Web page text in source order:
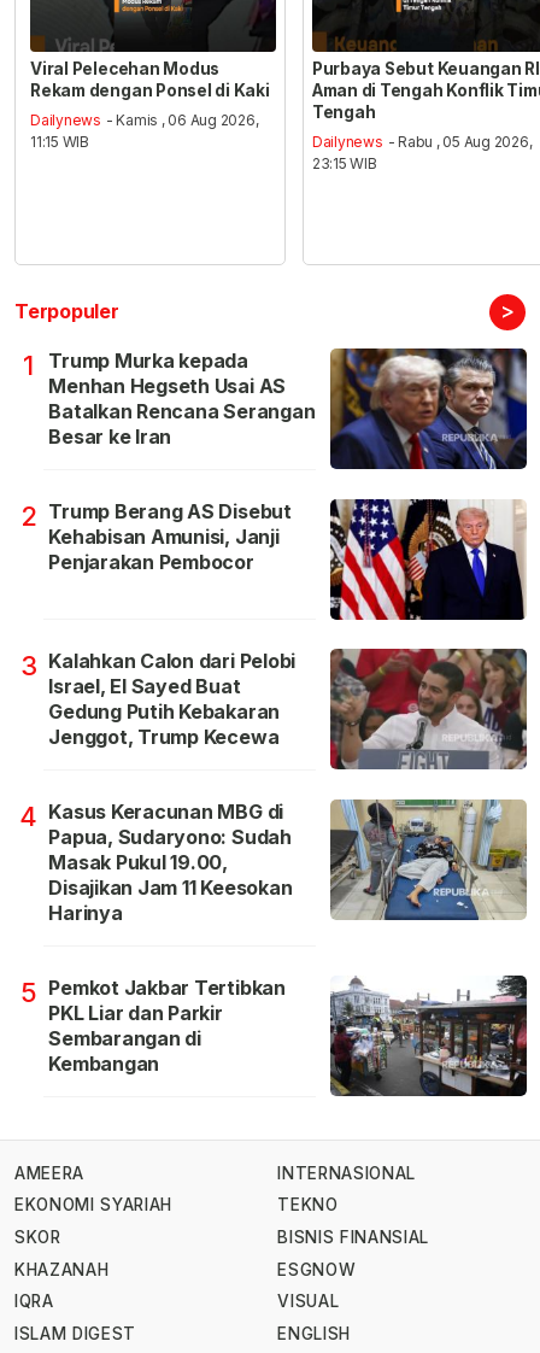
Viral Pelecehan Modus
Rekam dengan Ponsel di Kaki
Dailynews - Kamis , 06 Aug 2026,
11:15 WIB
Purbaya Sebut Keuangan RI
Aman di Tengah Konflik
Tengah
Dailynews - Rabu , 05 Aug 2026,
23:15 WIB
Terpopuler >
1
Trump Murka kepada
Menhan Hegseth Usai AS
Batalkan Rencana Serangan
Besar ke Iran
2 Trump Berang AS Disebut
Kehabisan Amunisi, Janji
Penjarakan Pembocor
3 Kalahkan Calon dari Pelobi
Israel, El Sayed Buat
Gedung Putih Kebakaran
Jenggot, Trump Kecewa
4 Kasus Keracunan MBG di
Papua, Sudaryono: Sudah
Masak Pukul 19.00,
Disajikan Jam 11 Keesokan
Harinya
5 Pemkot Jakbar Tertibkan
PKL Liar dan Parkir
Sembarangan di
Kembangan
AMEERA
EKONOMI SYARIAH
SKOR
KHAZANAH
IQRA
ISLAM DIGEST
INTERNASIONAL
TEKNO
BISNIS FINANSIAL
ESGNOW
VISUAL
ENGLISH